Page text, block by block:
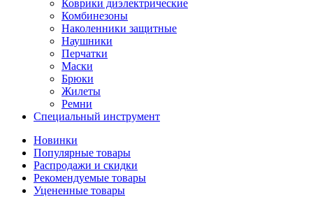
Коврики диэлектрические
Комбинезоны
Наколенники защитные
Наушники
Перчатки
Маски
Брюки
Жилеты
Ремни
Специальный инструмент
Новинки
Популярные товары
Распродажи и скидки
Рекомендуемые товары
Уцененные товары